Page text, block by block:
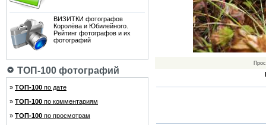
ВИЗИТКИ фотографов
Королёва и Юбилейного.
Рейтинг фотографов и их
фотографий
ТОП-100 фотографий
» ТОП-100 по дате
» ТОП-100 по комментариям
» ТОП-100 по просмотрам